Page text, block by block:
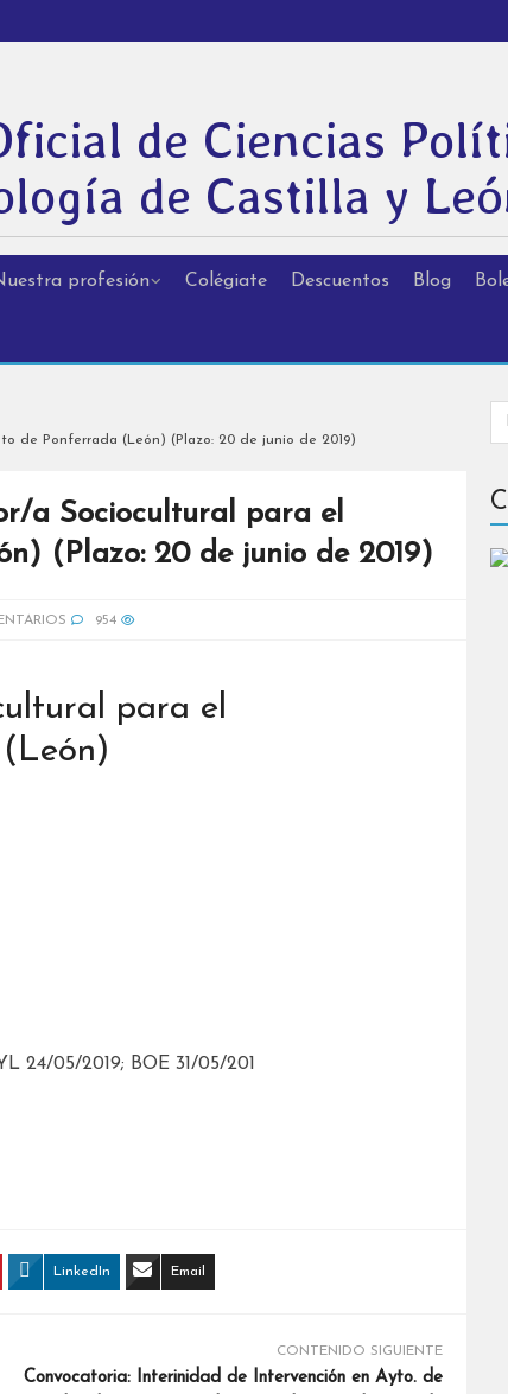
de Ciencias
de Castilla y
profesión Colégiate Descuentos Blog
de Ponferrada (León) (Plazo: 20 de junio de 2019)
a Sociocultural para el
(Plazo: 20 de junio de 2019)
954
para el
24/05/2019; BOE 31/05/201
LinkedIn Email
CONTENIDO SIGUIENTE
Convocatoria: Interinidad de Intervención en Ayto. de